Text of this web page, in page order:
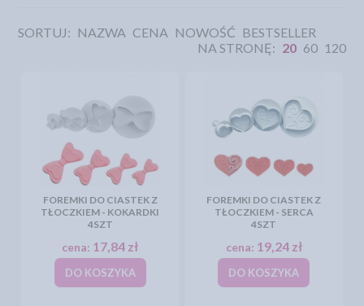
SORTUJ: NAZWA CENA NOWOŚĆ BESTSELLER
NA STRONĘ: 20 60 120
FOREMKI DO CIASTEK Z
TŁOCZKIEM - KOKARDKI
4SZT
cena: 17,84 zł
DO KOSZYKA
FOREMKI DO CIASTEK Z
TŁOCZKIEM - SERCA
4SZT
cena: 19,24 zł
DO KOSZYKA